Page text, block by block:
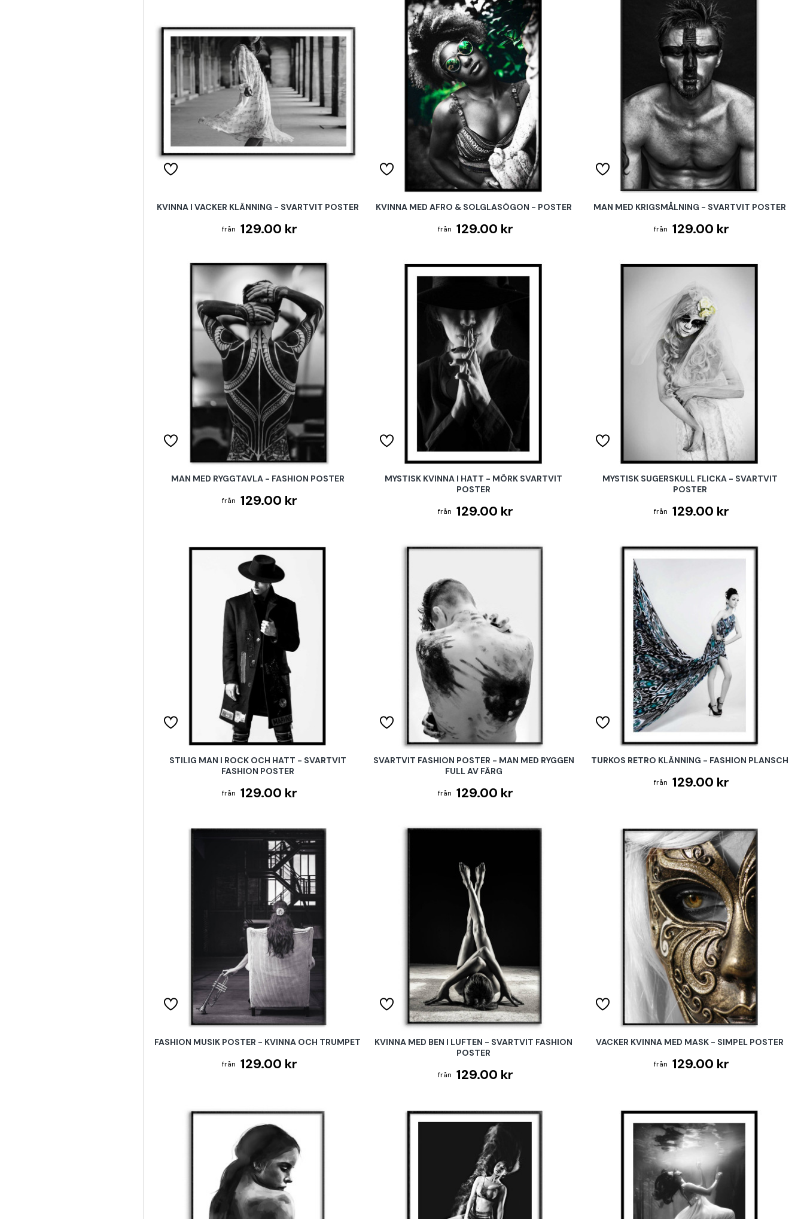
KVINNA I VACKER KLÄNNING - SVARTVIT POSTER
129.00 kr
KVINNA MED AFRO & SOLGLASÖGON - POSTER
129.00 kr
MAN MED KRIGSMÅLNING - SVARTVIT POSTER
129.00 kr
MAN MED RYGGTAVLA - FASHION POSTER
129.00 kr
MYSTISK KVINNA I HATT - MÖRK SVARTVIT
POSTER
129.00 kr
MYSTISK SUGERSKULL FLICKA - SVARTVIT
POSTER
129.00 kr
STILIG MAN I ROCK OCH HATT - SVARTVIT
FASHION POSTER
129.00 kr
SVARTVIT FASHION POSTER - MAN MED RYGGEN
FULL AV FÄRG
129.00 kr
TURKOS RETRO KLÄNNING - FASHION PLANSCH
129.00 kr
FASHION MUSIK POSTER - KVINNA OCH TRUMPET
129.00 kr
KVINNA MED BEN I LUFTEN - SVARTVIT FASHION
POSTER
129.00 kr
VACKER KVINNA MED MASK - SIMPEL POSTER
129.00 kr